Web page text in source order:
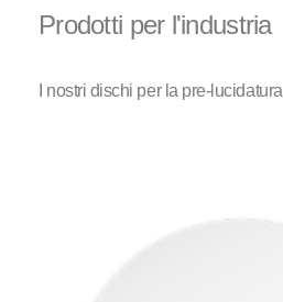
Prodotti per l'industria
I nostri dischi per la pre-lucidatura